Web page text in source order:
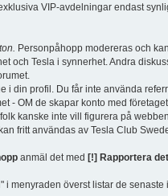
VIP-avdelningar endast
Personpåhopp modereras och
och Tesla i synnerhet. Andra
i din profil. Du får inte använda
- OM de skapar konto med
kanske inte vill figurera på
fritt användas av Tesla Club
anmäl det med [!] Rapportera
i menyraden överst listar de senaste